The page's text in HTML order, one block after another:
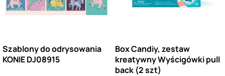
Szablony do odrysowania
KONIE DJ08915
Box Candiy, zestaw
kreatywny Wyścigówki pull
back (2 szt)